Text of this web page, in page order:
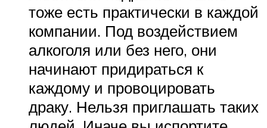
тоже есть практически в каждой
компании. Под воздействием
алкоголя или без него, они
начинают придираться к
каждому и провоцировать
драку. Нельзя приглашать таких